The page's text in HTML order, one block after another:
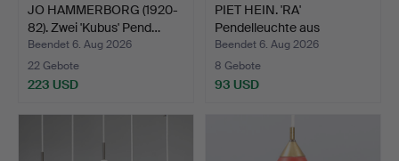
JO HAMMERBORG (1920-
82). Zwei 'Kubus' Pend…
Beendet 6. Aug 2026
22 Gebote
223 USD
PIET HEIN. 'RA'
Pendelleuchte aus
verchrom…
Beendet 6. Aug 2026
8 Gebote
93 USD